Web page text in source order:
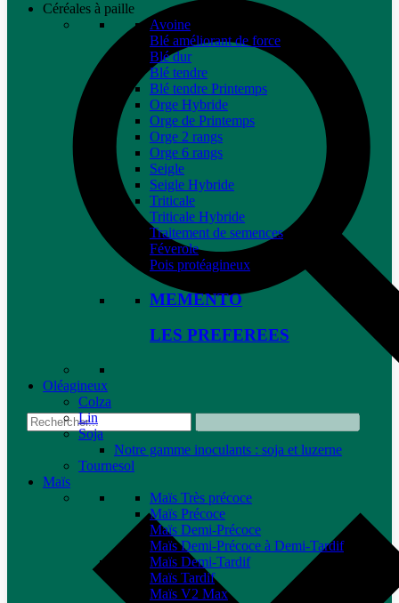
Céréales à paille
Avoine
Blé améliorant de force
Blé dur
Blé tendre
Blé tendre Printemps
Orge Hybride
Orge de Printemps
Orge 2 rangs
Orge 6 rangs
Seigle
Seigle Hybride
Triticale
Triticale Hybride
Traitement de semences
Féverole
Pois protéagineux
MEMENTO
LES PREFEREES
Oléagineux
Colza
Lin
Soja
Notre gamme inoculants : soja et luzerne
Tournesol
Maïs
Maïs Très précoce
Maïs Précoce
Maïs Demi-Précoce
Maïs Demi-Précoce à Demi-Tardif
Maïs Demi-Tardif
Maïs Tardif
Maïs V2 Max